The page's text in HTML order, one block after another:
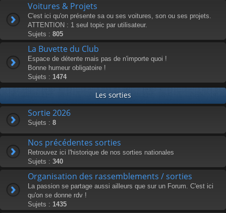
Voitures & Projets
C'est ici qu'on présente sa ou ses voitures, son ou ses projets.
ATTENTION : 1 seul topic par utilisateur.
Sujets : 805
La Buvette du Club
Espace de détente mais pas de n'importe quoi !
Bonne humeur obligatoire !
Sujets : 1474
Les sorties
Sortie 2026
Sujets : 8
Nos précédentes sorties
Retrouvez ici l'historique de nos sorties nationales
Sujets : 340
Organisation des rassemblements / sorties
La passion se partage aussi ailleurs que sur un Forum. C'est ici
qu'on se donne rdv !
Sujets : 1435